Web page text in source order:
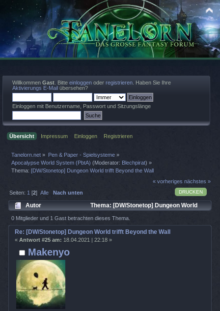
Willkommen Gast . Bitte einloggen oder registrieren . Haben Sie Ihre
Aktivierungs E-Mail übersehen?
Einloggen mit Benutzername, Passwort und Sitzungslänge
Übersicht Impressum Einloggen Registrieren
Tanelorn.net » Pen & Paper - Spielsysteme»
Apocalypse World System (PbtA) (Moderator: Blechpirat) »
Thema:[DW/Stonetop] Dungeon World trifft Beyond the Wall
« vorheriges nächstes »
DRUCKEN
Seiten: 1 [2]Alle Nach unten
Autor
Thema: [DW/Stonetop] Dungeon World
trifft Beyond the Wall (Gelesen 14047 mal)
0 Mitglieder und 1 Gast betrachten dieses Thema.
Makenyo
Re: [DW/Stonetop] Dungeon World trifft Beyond the Wall
« Antwort #25 am: 18.04.2021 | 22:18 »